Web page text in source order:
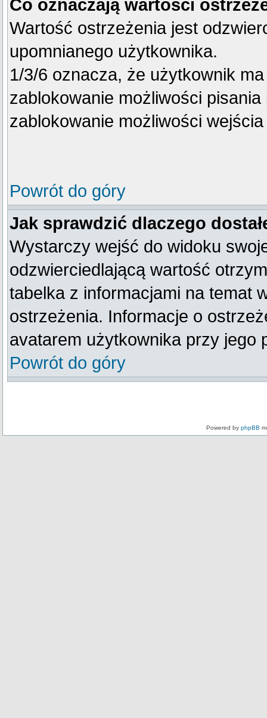
Co oznaczają wartości
Wartość ostrzeżenia jest
upomnianego użytkownika.
1/3/6 oznacza, że użytkownik
zablokowanie możliwości
zablokowanie możliwości
Powrót do góry
Jak sprawdzić dlaczego
Wystarczy wejść do widoku
odzwierciedlającą wartość
tabelka z informacjami na temat
ostrzeżenia. Informacje o
avatarem użytkownika przy jego
Powrót do góry
Powered by phpBB